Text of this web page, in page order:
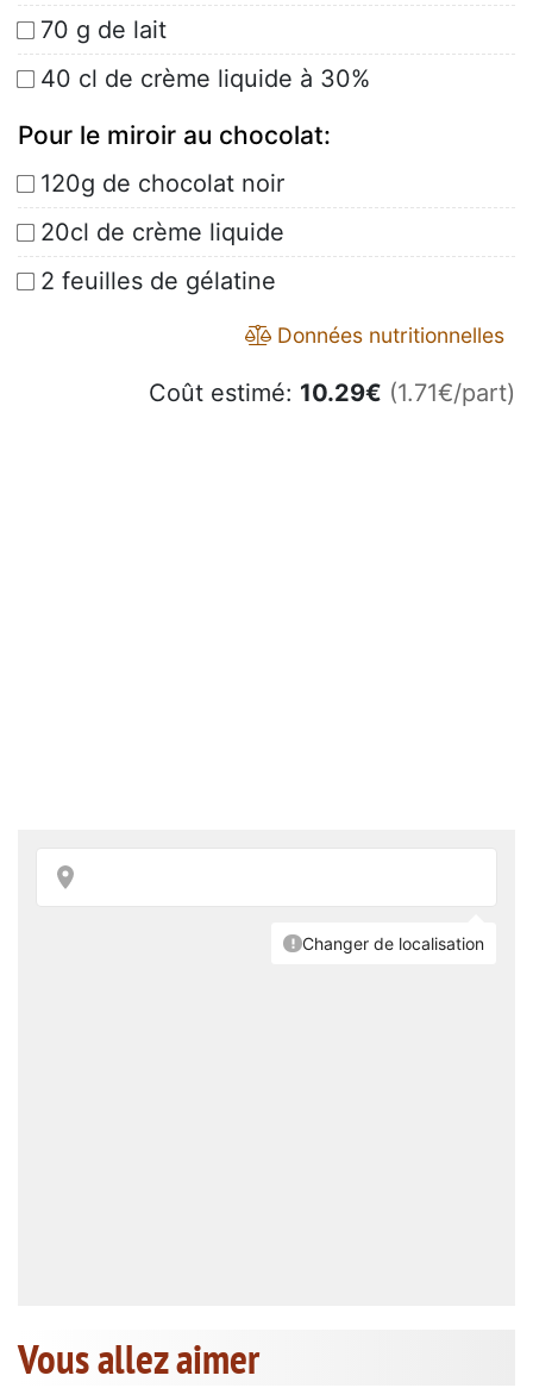
70 g de lait
40 cl de crème liquide à 30%
Pour le miroir au chocolat:
120g de chocolat noir
20cl de crème liquide
2 feuilles de gélatine
Données nutritionnelles
Coût estimé: 10.29€ (1.71€/part)
Vous allez aimer